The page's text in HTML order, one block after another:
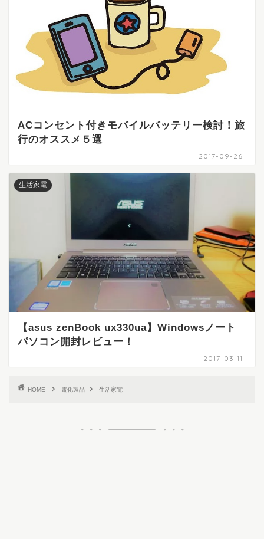
ACコンセント付きモバイルバッテリー検討！旅
行のオススメ５選
2017-09-26
生活家電
【asus zenBook ux330ua】Windowsノート
パソコン開封レビュー！
2017-03-11
HOME 電化製品 生活家電